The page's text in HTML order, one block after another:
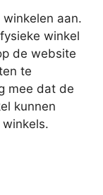
aan.
winkel
de website
te
mee dat de
kunnen